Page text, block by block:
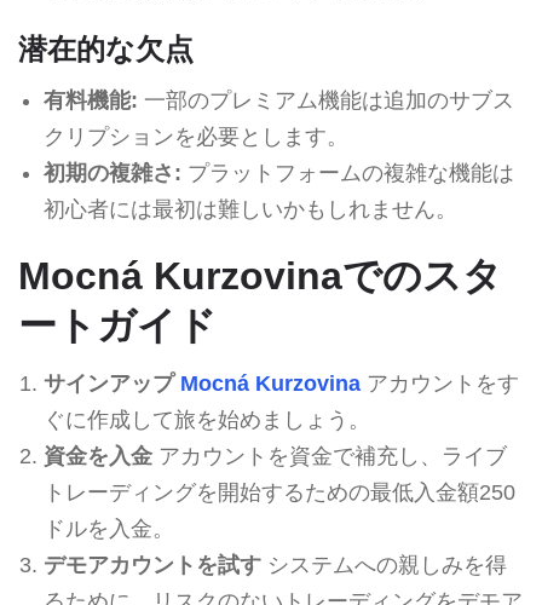
潜在的な欠点
有料機能: 一部のプレミアム機能は追加のサブス
クリプションを必要とします。
初期の複雑さ: プラットフォームの複雑な機能は
初心者には最初は難しいかもしれません。
Mocná Kurzovinaでのスタ
ートガイド
サインアップ Mocná Kurzovinaアカウントをす
ぐに作成して旅を始めましょう。
資金を入金アカウントを資金で補充し、ライブ
トレーディングを開始するための最低入金額250
ドルを入金。
デモアカウントを試すシステムへの親しみを得